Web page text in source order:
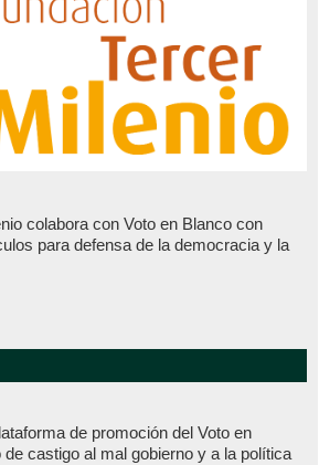
colabora con Voto en Blanco con
para defensa de la democracia y la
de promoción del Voto en
castigo al mal gobierno y a la política